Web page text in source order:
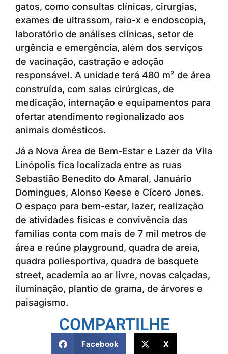
gatos, como consultas clínicas, cirurgias,
exames de ultrassom, raio-x e endoscopia,
laboratório de análises clínicas, setor de
urgência e emergência, além dos serviços
de vacinação, castração e adoção
responsável. A unidade terá 480 m² de área
construída, com salas cirúrgicas, de
medicação, internação e equipamentos para
ofertar atendimento regionalizado aos
animais domésticos.
Já a Nova Área de Bem-Estar e Lazer da Vila
Linópolis fica localizada entre as ruas
Sebastião Benedito do Amaral, Januário
Domingues, Alonso Keese e Cícero Jones.
O espaço para bem-estar, lazer, realização
de atividades físicas e convivência das
famílias conta com mais de 7 mil metros de
área e reúne playground, quadra de areia,
quadra poliesportiva, quadra de basquete
street, academia ao ar livre, novas calçadas,
iluminação, plantio de grama, de árvores e
paisagismo.
COMPARTILHE
Facebook X